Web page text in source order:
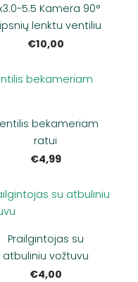
5.5 Kamera 90°
lenktu ventiliu
€10,00
bekameriam
ratui
€4,99
Prailgintojas su
atbuliniu vožtuvu
€4,00